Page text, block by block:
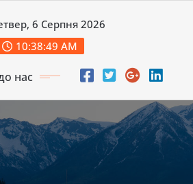
6 Серпня 2026
10:38:50 AM
нас